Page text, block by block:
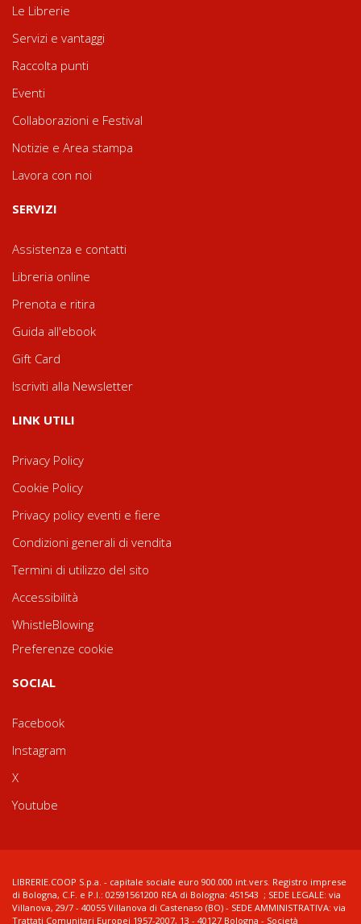
Le Librerie
Servizi e vantaggi
Raccolta punti
Eventi
Collaborazioni e Festival
Notizie e Area stampa
Lavora con noi
SERVIZI
Assistenza e contatti
Libreria online
Prenota e ritira
Guida all'ebook
Gift Card
Iscriviti alla Newsletter
LINK UTILI
Privacy Policy
Cookie Policy
Privacy policy eventi e fiere
Condizioni generali di vendita
Termini di utilizzo del sito
Accessibilità
WhistleBlowing
Preferenze cookie
SOCIAL
Facebook
Instagram
X
Youtube
LIBRERIE.COOP S.p.a. - capitale sociale euro 900.000 int.vers. Registro imprese
di Bologna, C.F. e P.I.: 02591561200 REA di Bologna: 451543 ; SEDE LEGALE: via
Villanova, 29/7 - 40055 Villanova di Castenaso (BO) - SEDE AMMINISTRATIVA: via
Trattati Comunitari Europei 1957-2007, 13 - 40127 Bologna - Società